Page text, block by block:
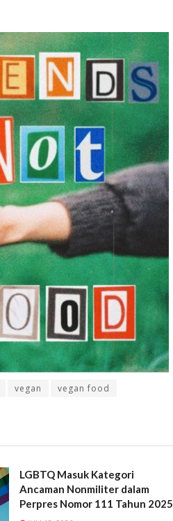
vegan vegan food
LGBTQ Masuk Kategori
Ancaman Nonmiliter dalam
Perpres Nomor 111 Tahun 2025